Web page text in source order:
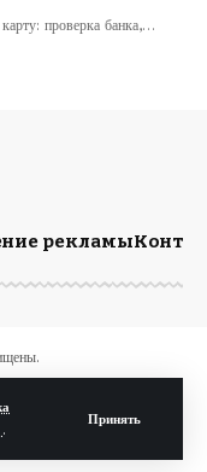
.
Принять
проверка банка,…
рекламы